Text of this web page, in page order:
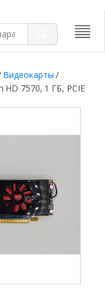
Видеокарты /
HD 7570, 1 ГБ, PCIE